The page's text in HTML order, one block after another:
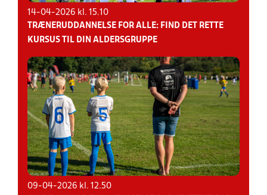
14-04-2026 kl. 15.10
TRÆNERUDDANNELSE FOR ALLE: FIND DET RETTE
KURSUS TIL DIN ALDERSGRUPPE
09-04-2026 kl. 12.50